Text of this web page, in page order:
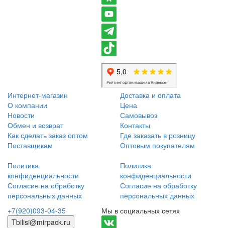
Интернет-магазин
О компании
Новости
Обмен и возврат
Как сделать заказ оптом
Поставщикам
Политика
конфиденциальности
Согласие на обработку
персональных данных
Доставка и оплата
Цена
Самовывоз
Контакты
Где заказать в розницу
Оптовым покупателям
Политика
конфиденциальности
Согласие на обработку
персональных данных
+7(920)093-04-35
Tbilisi@mirpack.ru
Мы в социальных сетях